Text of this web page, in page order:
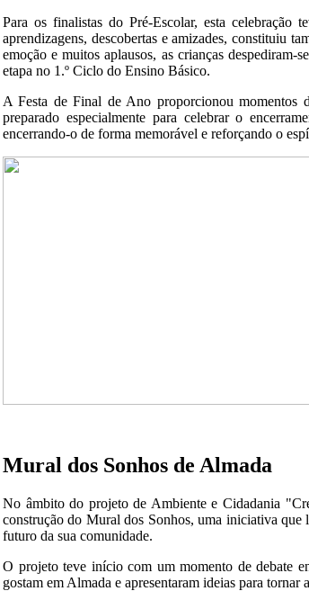
Para os finalistas do Pré-Escolar, esta celebração
aprendizagens, descobertas e amizades, constituiu
emoção e muitos aplausos, as crianças
etapa no 1.º Ciclo do Ensino Básico.
A Festa de Final de Ano proporcionou momentos
preparado especialmente para celebrar o
encerrando-o de forma memorável e reforçando o
Mural dos Sonhos de Almada
No âmbito do projeto de Ambiente e Cidadania
construção do Mural dos Sonhos, uma iniciativa
futuro da sua comunidade.
O projeto teve início com um momento de debate
gostam em Almada e apresentaram ideias para